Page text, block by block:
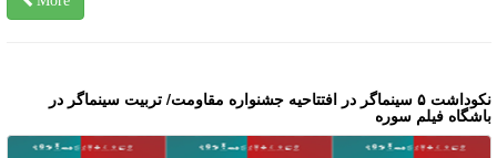
نکوداشت ۵ سینماگر در افتتاحیه جشنواره مقاومت/ تربیت سینماگر در
فیلم سوره